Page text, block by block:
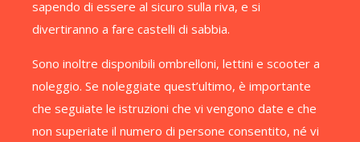
sapendo di essere al sicuro sulla riva, e si
divertiranno a fare castelli di sabbia.
Sono inoltre disponibili ombrelloni, lettini e scooter a
noleggio. Se noleggiate quest’ultimo, è importante
che seguiate le istruzioni che vi vengono date e che
non superiate il numero di persone consentito, né vi